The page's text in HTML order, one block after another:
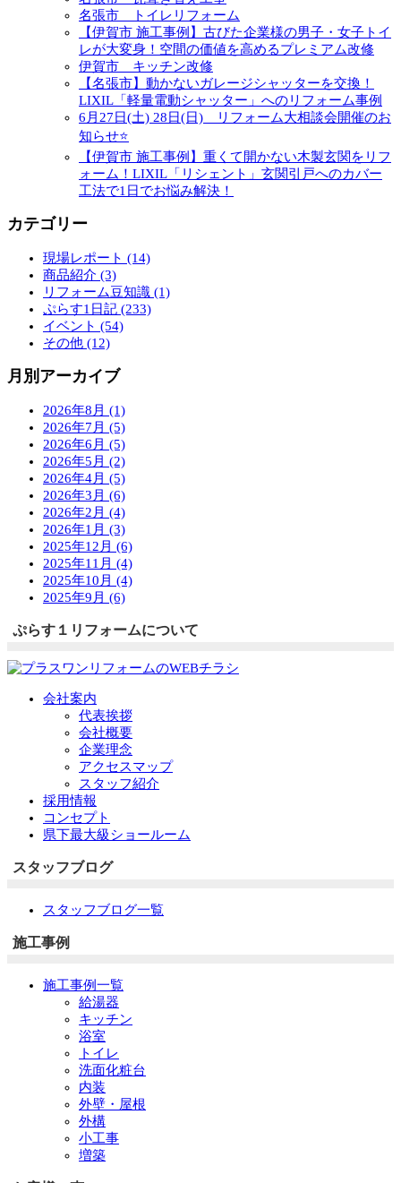
名張市 トイレリフォーム
【伊賀市 施工事例】古びた企業様の男子・女子トイ
レが大変身！空間の価値を高めるプレミアム改修
伊賀市 キッチン改修
【名張市】動かないガレージシャッターを交換！
LIXIL「軽量電動シャッター」へのリフォーム事例
6月27日(土) 28日(日) リフォーム大相談会開催のお
知らせ⭐
【伊賀市 施工事例】重くて開かない木製玄関をリフ
ォーム！LIXIL「リシェント」玄関引戸へのカバー
工法で1日でお悩み解決！
カテゴリー
現場レポート (14)
商品紹介 (3)
リフォーム豆知識 (1)
ぷらす1日記 (233)
イベント (54)
その他 (12)
月別アーカイブ
2026年8月 (1)
2026年7月 (5)
2026年6月 (5)
2026年5月 (2)
2026年4月 (5)
2026年3月 (6)
2026年2月 (4)
2026年1月 (3)
2025年12月 (6)
2025年11月 (4)
2025年10月 (4)
2025年9月 (6)
ぷらす１リフォームについて
会社案内
代表挨拶
会社概要
企業理念
アクセスマップ
スタッフ紹介
採用情報
コンセプト
県下最大級ショールーム
スタッフブログ
スタッフブログ一覧
施工事例
施工事例一覧
給湯器
キッチン
浴室
トイレ
洗面化粧台
内装
外壁・屋根
外構
小工事
増築